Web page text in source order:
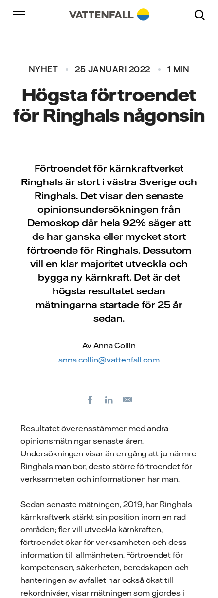
Skip to content
Gå till huvudnavigeringen
Gå till sidfoten
NYHET 25 JANUARI 2022 1 MIN
Högsta förtroendet
för Ringhals någonsin
Förtroendet för kärnkraftverket
Ringhals är stort i västra Sverige och
Ringhals. Det visar den senaste
opinionsundersökningen från
Demoskop där hela 92% säger att
de har ganska eller mycket stort
förtroende för Ringhals. Dessutom
vill en klar majoritet utveckla och
bygga ny kärnkraft. Det är det
högsta resultatet sedan
mätningarna startade för 25 år
sedan.
Av Anna Collin
anna.collin@vattenfall.com
FacebookLinkedIn
Resultatet överensstämmer med andra
opinionsmätningar senaste åren.
Undersökningen visar än en gång att ju närmre
Ringhals man bor, desto större förtroendet för
verksamheten och informationen har man.
Sedan senaste mätningen, 2019, har Ringhals
kärnkraftverk stärkt sin position inom en rad
områden; fler vill utveckla kärnkraften,
förtroendet ökar för verksamheten och dess
information till allmänheten. Förtroendet för
kompetensen, säkerheten, beredskapen och
hanteringen av avfallet har också ökat till
rekordnivåer, visar mätningen som gjordes i
Gå till huvudnavigeringen